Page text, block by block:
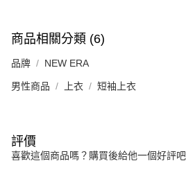
商品相關分類 (6)
品牌 NEW ERA
男性商品 上衣 短袖上衣
評價
喜歡這個商品嗎？購買後給他一個好評吧